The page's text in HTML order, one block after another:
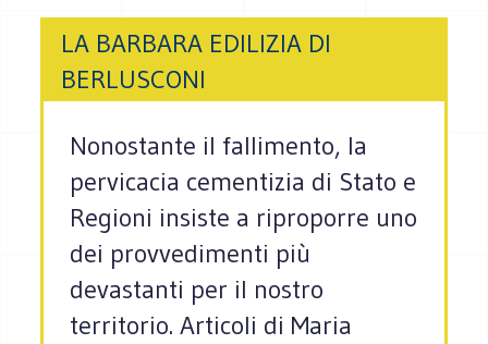
LA BARBARA EDILIZIA DI
BERLUSCONI
Nonostante il fallimento, la
pervicacia cementizia di Stato e
Regioni insiste a riproporre uno
dei provvedimenti più
devastanti per il nostro
territorio. Articoli di Maria